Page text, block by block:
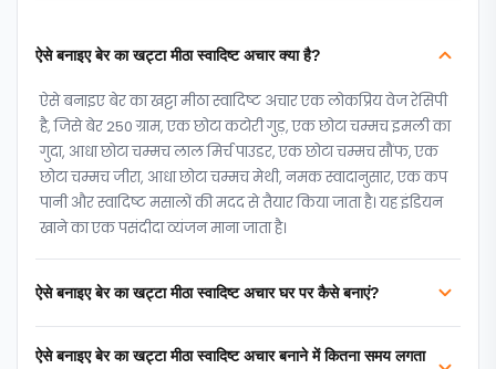
ऐसे बनाइए बेर का खट्टा मीठा स्वादिष्ट अचार क्या है?
ऐसे बनाइए बेर का खट्टा मीठा स्वादिष्ट अचार एक लोकप्रिय वेज रेसिपी
है, जिसे बेर 250 ग्राम, एक छोटा कटोरी गुड़, एक छोटा चम्मच इमली का
गुदा, आधा छोटा चम्मच लाल मिर्च पाउडर, एक छोटा चम्मच सौंफ, एक
छोटा चम्मच जीरा, आधा छोटा चम्मच मेथी, नमक स्वादानुसार, एक कप
पानी और स्वादिष्ट मसालों की मदद से तैयार किया जाता है। यह इंडियन
खाने का एक पसंदीदा व्यंजन माना जाता है।
ऐसे बनाइए बेर का खट्टा मीठा स्वादिष्ट अचार घर पर कैसे बनाएं?
ऐसे बनाइए बेर का खट्टा मीठा स्वादिष्ट अचार बनाने में कितना समय लगता